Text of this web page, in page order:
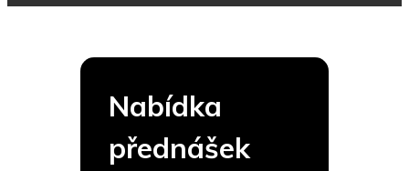
Nabídka
přednášek